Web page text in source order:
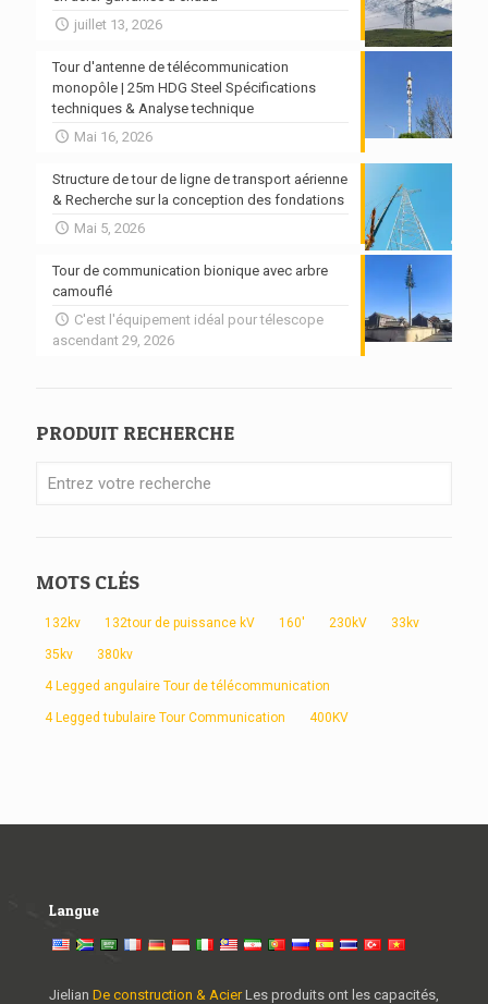
juillet 13, 2026
Tour d'antenne de télécommunication
monopôle | 25m HDG Steel Spécifications
techniques & Analyse technique
Mai 16, 2026
Structure de tour de ligne de transport aérienne
& Recherche sur la conception des fondations
Mai 5, 2026
Tour de communication bionique avec arbre
camouflé
C'est l'équipement idéal pour télescope
ascendant 29, 2026
PRODUIT RECHERCHE
MOTS CLÉS
132kv 132tour de puissance kV 160' 230kV 33kv
35kv 380kv
4 Legged angulaire Tour de télécommunication
4 Legged tubulaire Tour Communication 400KV
Langue
Jielian De construction & AcierLes produits ont les capacités,